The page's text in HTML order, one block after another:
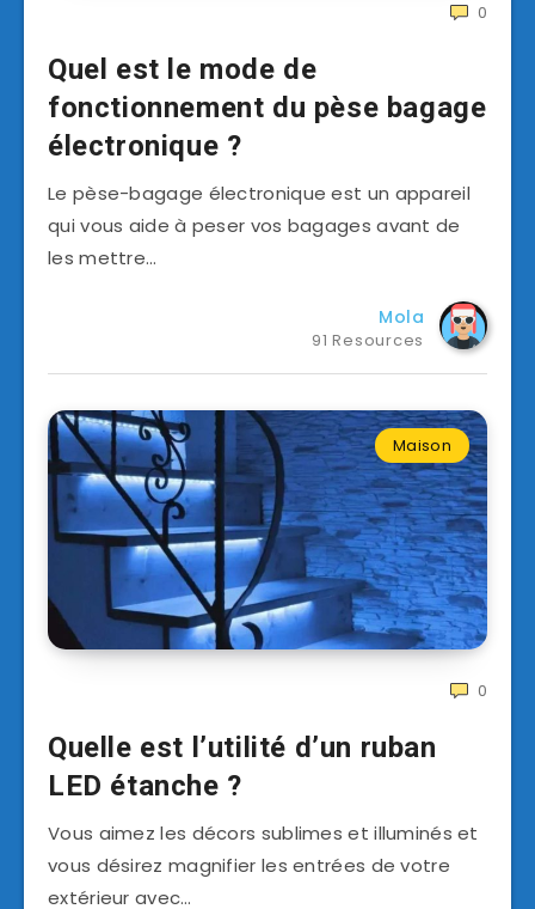
0
Quel est le mode de
fonctionnement du pèse bagage
électronique ?
Le pèse-bagage électronique est un appareil
qui vous aide à peser vos bagages avant de
les mettre…
Mola
91 Resources
Maison
0
Quelle est l’utilité d’un ruban
LED étanche ?
Vous aimez les décors sublimes et illuminés et
vous désirez magnifier les entrées de votre
extérieur avec…